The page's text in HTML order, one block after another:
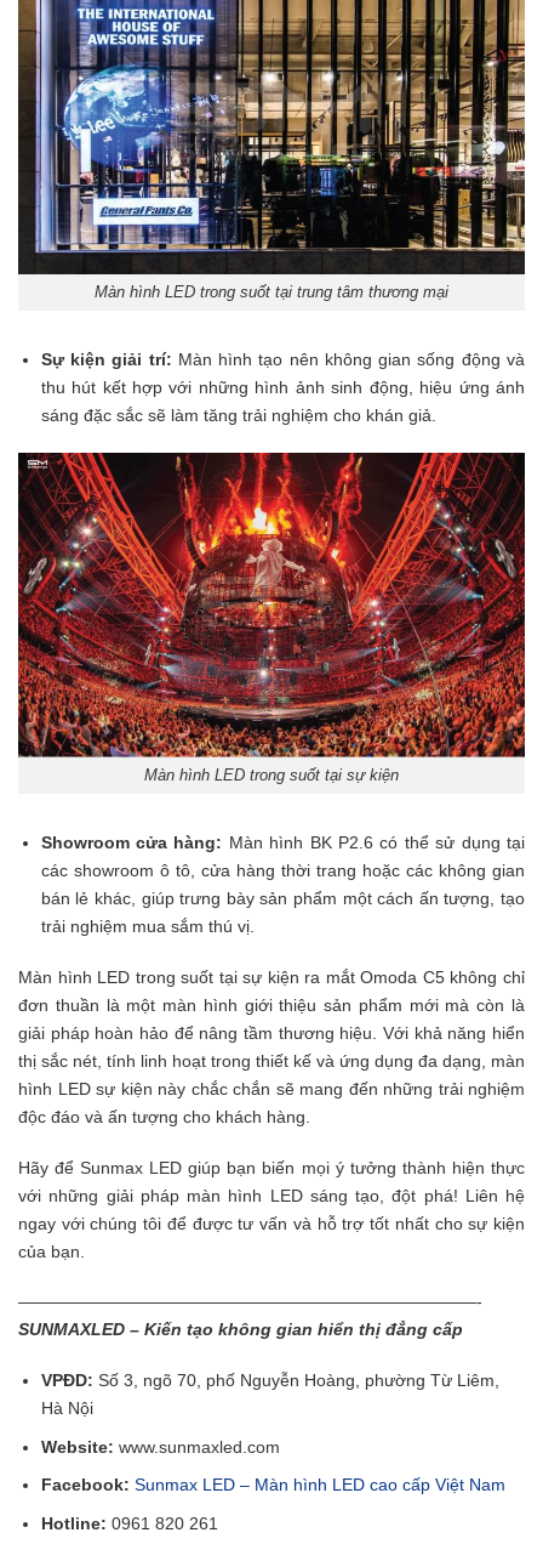
Màn hình LED trong suốt tại trung tâm thương mại
Sự kiện giải trí: Màn hình tạo nên không gian sống động và
thu hút kết hợp với những hình ảnh sinh động, hiệu ứng ánh
sáng đặc sắc sẽ làm tăng trải nghiệm cho khán giả.
Màn hình LED trong suốt tại sự kiện
Showroom cửa hàng: Màn hình BK P2.6 có thể sử dụng tại
các showroom ô tô, cửa hàng thời trang hoặc các không gian
bán lẻ khác, giúp trưng bày sản phẩm một cách ấn tượng, tạo
trải nghiệm mua sắm thú vị.
Màn hình LED trong suốt tại sự kiện ra mắt Omoda C5 không chỉ
đơn thuần là một màn hình giới thiệu sản phẩm mới mà còn là
giải pháp hoàn hảo để nâng tầm thương hiệu. Với khả năng hiển
thị sắc nét, tính linh hoạt trong thiết kế và ứng dụng đa dạng, màn
hình LED sự kiện này chắc chắn sẽ mang đến những trải nghiệm
độc đáo và ấn tượng cho khách hàng.
Hãy để Sunmax LED giúp bạn biến mọi ý tưởng thành hiện thực
với những giải pháp màn hình LED sáng tạo, đột phá! Liên hệ
ngay với chúng tôi để được tư vấn và hỗ trợ tốt nhất cho sự kiện
của bạn.
———————————————————————————-
SUNMAXLED – Kiến tạo không gian hiển thị đẳng cấp
VPĐD: Số 3, ngõ 70, phố Nguyễn Hoàng, phường Từ Liêm,
Hà Nội
Website: www.sunmaxled.com
Facebook: Sunmax LED – Màn hình LED cao cấp Việt Nam
Hotline: 0961 820 261